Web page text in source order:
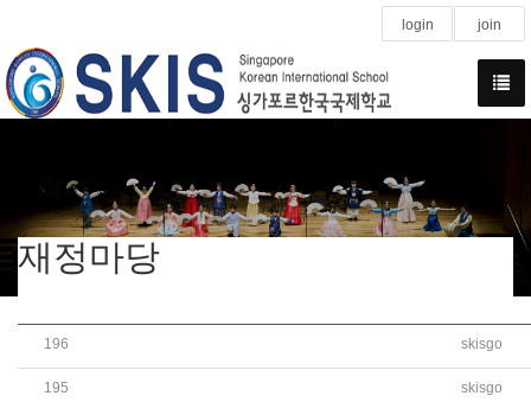
login join
재정마당
196 2021학년도 제1차 추가경정예산 공개(학교회계,법인회계)
skisgo
195 2022학년도 예산서(학교회계, 법인회계,학교발전기금) 공
skisgo